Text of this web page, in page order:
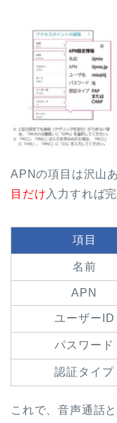
APNの項目は沢山
目だけ 入力すれば
項目
名前
APN
ユーザーID
パスワード
認証タイプ
これで、音声通話